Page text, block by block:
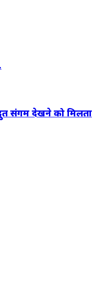
संगम देखने को मिलता